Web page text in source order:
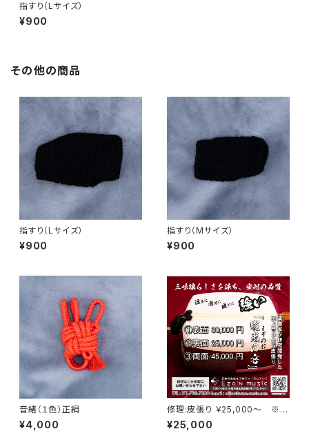
指すり（Lサイズ）
¥900
その他の商品
指すり（Lサイズ）
¥900
指すり（Mサイズ）
¥900
音緒（１色）正絹
¥4,000
修理:皮張り ￥25,000～ ※プ
ランによって金額が変わります
のでカートにてご確認お願い致
¥25,000